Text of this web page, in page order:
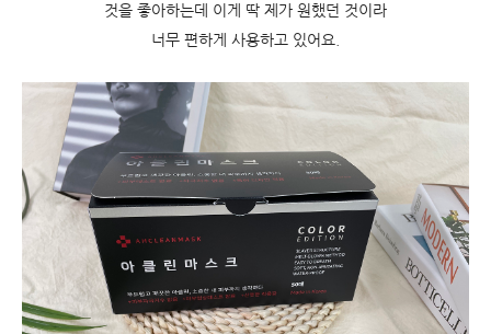
것을 좋아하는데 이게 딱 제가 원했던 것이라
너무 편하게 사용하고 있어요.